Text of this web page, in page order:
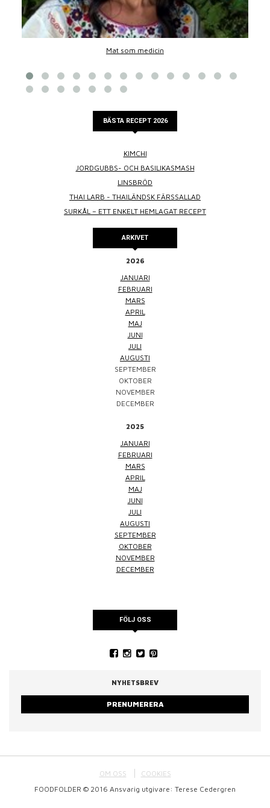
Mat som medicin
BÄSTA RECEPT 2026
KIMCHI
JORDGUBBS- OCH BASILIKASMASH
LINSBRÖD
THAI LARB - THAILÄNDSK FÄRSSALLAD
SURKÅL – ETT ENKELT HEMLAGAT RECEPT
ARKIVET
2026
JANUARI
FEBRUARI
MARS
APRIL
MAJ
JUNI
JULI
AUGUSTI
SEPTEMBER
OKTOBER
NOVEMBER
DECEMBER
2025
JANUARI
FEBRUARI
MARS
APRIL
MAJ
JUNI
JULI
AUGUSTI
SEPTEMBER
OKTOBER
NOVEMBER
DECEMBER
FÖLJ OSS
NYHETSBREV
PRENUMERERA
OM OSS
COOKIES
FOODFOLDER © 2016 Ansvarig utgivare: Terese Cedergren